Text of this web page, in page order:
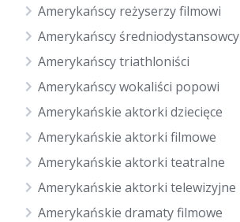
Amerykańscy reżyserzy filmowi
Amerykańscy średniodystansowcy
Amerykańscy triathloniści
Amerykańscy wokaliści popowi
Amerykańskie aktorki dziecięce
Amerykańskie aktorki filmowe
Amerykańskie aktorki teatralne
Amerykańskie aktorki telewizyjne
Amerykańskie dramaty filmowe